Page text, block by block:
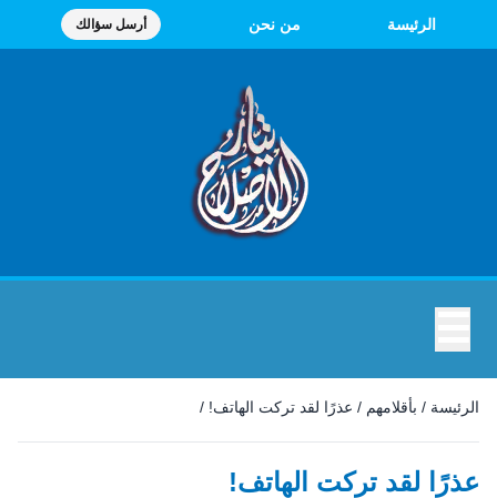
الرئيسة من نحن أرسل سؤالك
الرئيسة / بأقلامهم / عذرًا لقد تركت الهاتف! /
عذرًا لقد تركت الهاتف!